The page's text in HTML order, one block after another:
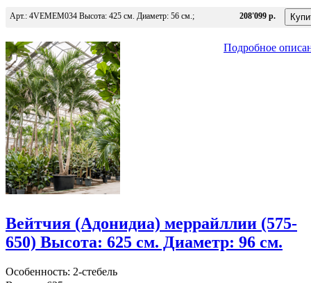
Арт.: 4VEMEM034 Высота: 425 см. Диаметр: 56 см.; 208'099 р.
Подробное
Вейтчия (Адонидиа) меррайллии (575-
650) Высота: 625 см. Диаметр: 96 см.
Особенность: 2-стебель